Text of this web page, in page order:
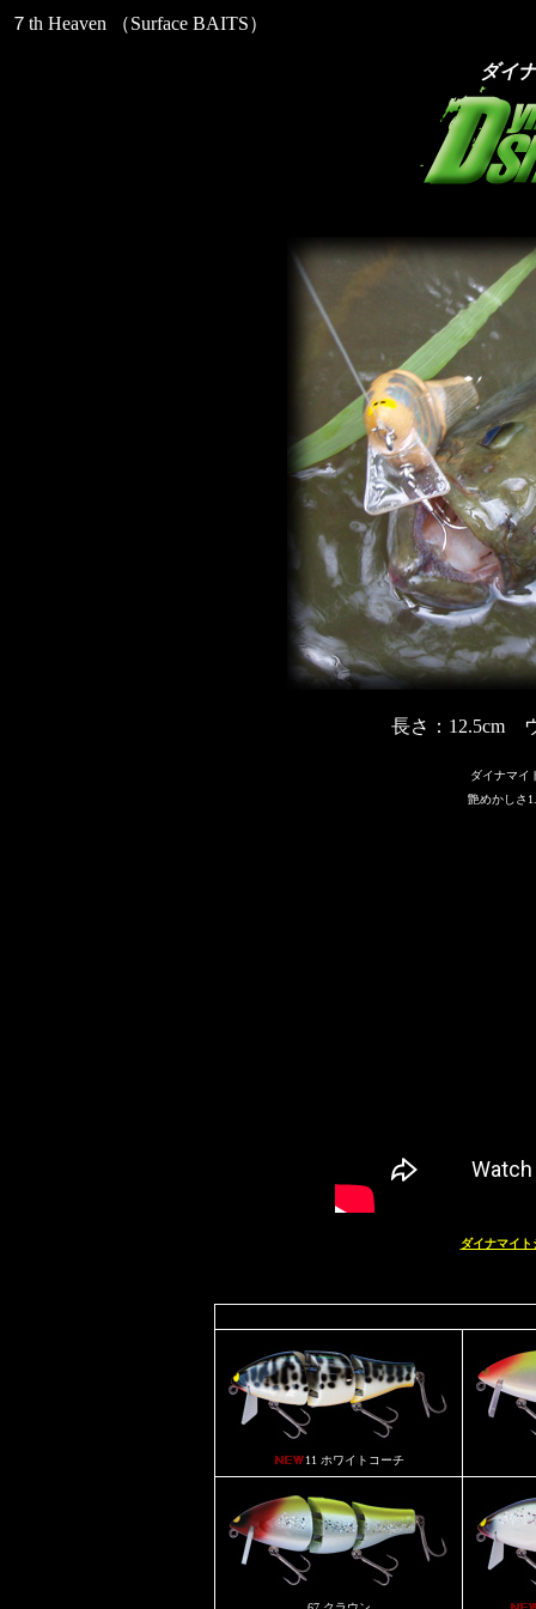
７th Heaven （Surface BAITS）
ダイ
長さ：12.5cm
ダイナマイ
艶めかしさ
ダイナマイト
11 ホワイトコーチ